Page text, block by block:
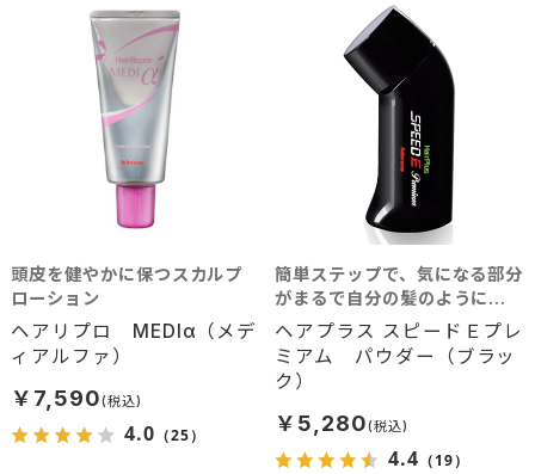
ヘアリプロ MEDIα（メデ
ィアルファ）
頭皮を健やかに保つスカルプ
ローション
￥7,590
4.0 （25）
ヘアプラス スピードＥプレ
ミアム パウダー（ブラッ
ク）
簡単ステップで、気になる部分
がまるで自分の髪のように瞬
間ボリュームアップ！ 分け目
の白髪隠しにも最適。 （自毛
が黒系の方用のブラックカラ
―）
￥5,280
4.4 （19）